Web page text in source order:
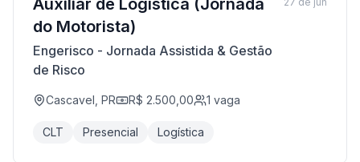
Auxiliar de Logística (Jornada
do Motorista)
Engerisco - Jornada Assistida & Gestão
de Risco
Cascavel, PR R$ 2.500,00 1 vaga
CLT Presencial Logística